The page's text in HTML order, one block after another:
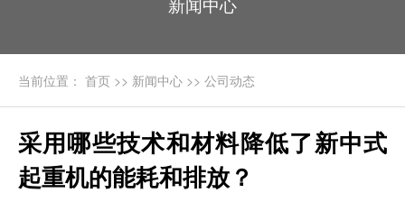
当前位置： 首页>> 新闻中心>> 公司动态
采用哪些技术和材料降低了新中式
起重机的能耗和排放？